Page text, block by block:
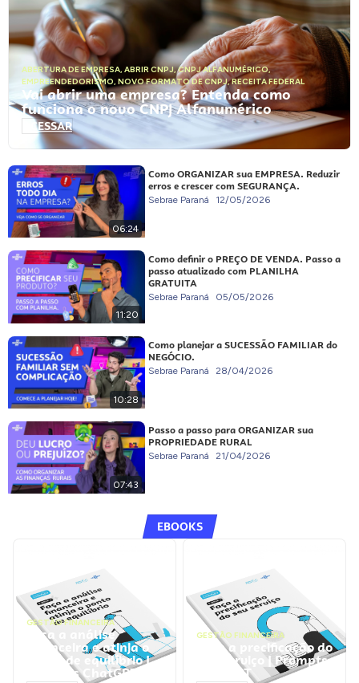
ABERTURA DE EMPRESA, ABRIR CNPJ,CNPJ ALFANUMÉRICO,
EMPREENDEDORISMO, NOVO FORMATO DE CNPJ,RECEITA FEDERAL
Vai abrir uma empresa? Entenda como
funciona o novo CNPJ Alfanumérico
ACESSAR
06:24
Como ORGANIZAR sua EMPRESA. Reduzir
erros e crescer com SEGURANÇA.
Sebrae Paraná 12/05/2026
11:20
Como definir o PREÇO DE VENDA. Passo a
passo atualizado com PLANILHA
GRATUITA
Sebrae Paraná 05/05/2026
10:28
Como planejar a SUCESSÃO FAMILIAR do
NEGÓCIO.
Sebrae Paraná 28/04/2026
07:43
Passo a passo para ORGANIZAR sua
PROPRIEDADE RURAL
Sebrae Paraná 21/04/2026
EBOOKS
GESTÃO FINANCEIRA
Faça a análise
financeira e atinja o
ponto de equilíbrio |
Prompts ChatGPT
GESTÃO FINANCEIRA
Faça a precificação do
seu serviço | Prompts
ChatGPT